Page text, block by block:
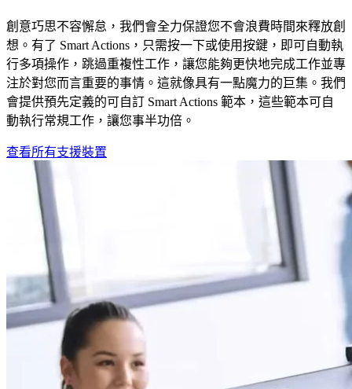
創意巧思不容懈怠，我們會全力保證您不會浪費時間來釋放創
想。有了 Smart Actions，只需按一下或使用按鍵，即可自動執
行多項操作，跳過重複性工作，讓您能夠更快地完成工作並專
注於對您而言重要的事情。這就像具有一點魔力的巨集。我們
會提供預先定義的可自訂 Smart Actions 範本，這些範本可自
動執行常規工作，讓您事半功倍。
查看所有支援裝置